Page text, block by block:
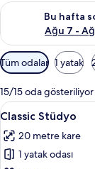
Bu hafta
Ağu 7 -
Bu hafta sonu için
Odalar
için
mevcut
filtreler
Tüm odalar 1 yatak
15/15 oda gösteriliyor
Classic
Stüdyo
için
tüm
13
Classic Stüdyo
20 metre kare
1 yatak odası